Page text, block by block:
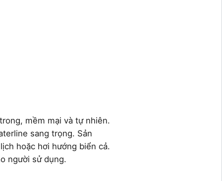
mềm mại và tự nhiên.
sang trọng. Sản
hoặc hơi hướng biển cả.
người sử dụng.